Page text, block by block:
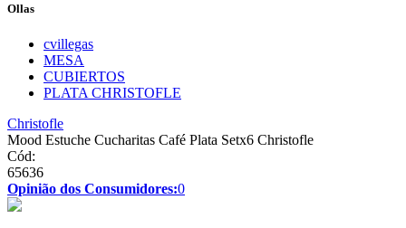
Ollas
cvillegas
MESA
CUBIERTOS
PLATA CHRISTOFLE
Christofle
Mood Estuche Cucharitas Café Plata Setx6 Christofle
Cód:
65636
Opinião dos Consumidores:0